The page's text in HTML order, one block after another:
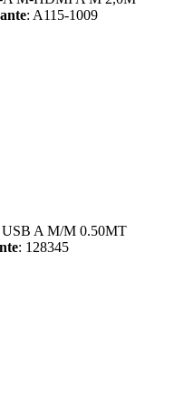
: A115-1009
A M/M 0.50MT
: 128345